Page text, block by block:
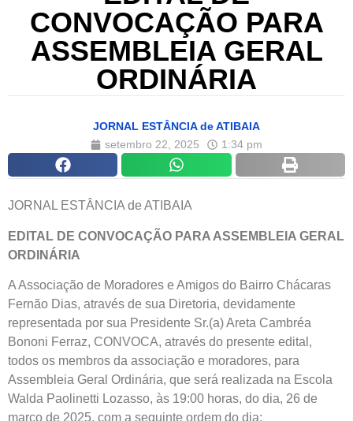
CONVOCAÇÃO PARA
ASSEMBLEIA GERAL
ORDINÁRIA
JORNAL ESTÂNCIA de ATIBAIA
setembro 22, 2025
1:34 pm
JORNAL ESTÂNCIA de ATIBAIA
EDITAL DE CONVOCAÇÃO PARA ASSEMBLEIA GERAL
ORDINÁRIA
A Associação de Moradores e Amigos do Bairro Chácaras
Fernão Dias, através de sua Diretoria, devidamente
representada por sua Presidente Sr.(a) Areta Cambréa
Bononi Ferraz, CONVOCA, através do presente edital,
todos os membros da associação e moradores, para
Assembleia Geral Ordinária, que será realizada na Escola
Walda Paolinetti Lozasso, às 19:00 horas, do dia, 26 de
março de 2025, com a seguinte ordem do dia: